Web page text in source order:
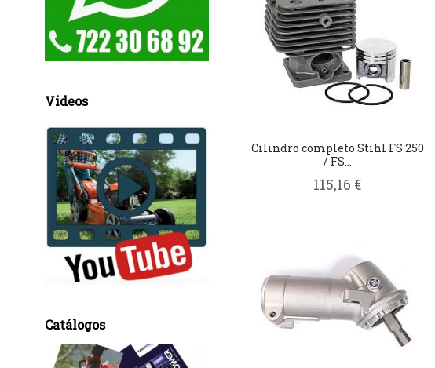
Videos
Catálogos
Cilindro completo Stihl FS 250
/ FS...
115,16 €